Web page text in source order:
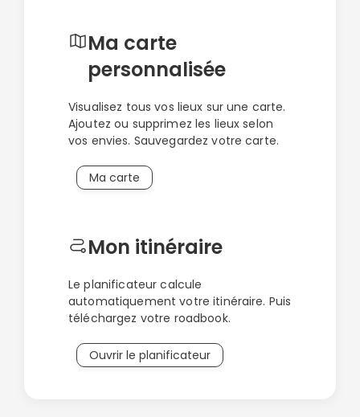
Ma carte
personnalisée
Visualisez tous vos lieux sur une carte.
Ajoutez ou supprimez les lieux selon
vos envies. Sauvegardez votre carte.
Ma carte
Mon itinéraire
Le planificateur calcule
automatiquement votre itinéraire. Puis
téléchargez votre roadbook.
Ouvrir le planificateur